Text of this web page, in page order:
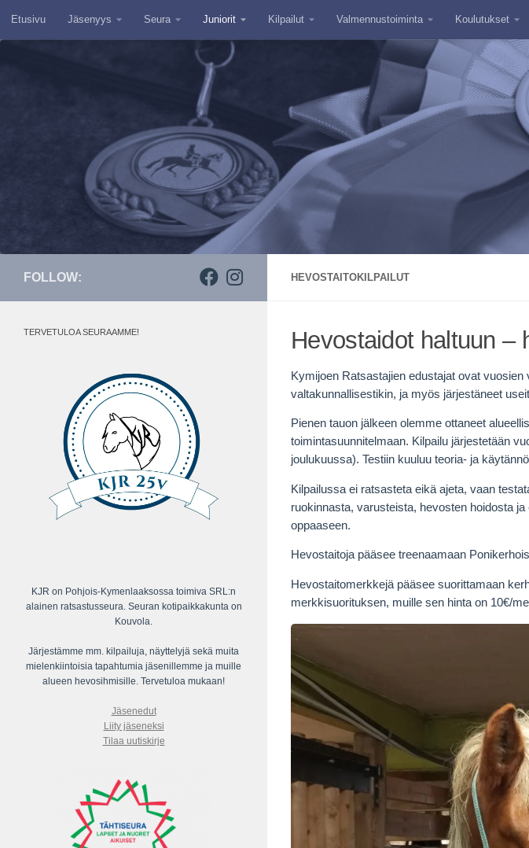
Skip to content
Etusivu Jäsenyys Seura Juniorit Kilpailut Valmennustoiminta Koulutukset
HEVOSTAITOKILPAILUT
Hevostaidot haltuun –
Kymijoen Ratsastajien edustajat ovat
valtakunnallisestikin, ja myös järjestäneet
Pienen tauon jälkeen olemme ottaneet
toimintasuunnitelmaan. Kilpailu järjestetään
joulukuussa). Testiin kuuluu teoria- ja
Kilpailussa ei ratsasteta eikä ajeta, vaan
ruokinnasta, varusteista, hevosten hoidosta
oppaaseen.
Hevostaitoja pääsee treenaamaan
Hevostaitomerkkejä pääsee suorittamaan
merkkisuorituksen, muille sen hinta on 10€/
FOLLOW:
TERVETULOA SEURAAMME!
KJR on Pohjois-Kymenlaaksossa toimiva SRL:n
alainen ratsastusseura. Seuran kotipaikkakunta on
Kouvola.
Järjestämme mm. kilpailuja, näyttelyjä sekä muita
mielenkiintoisia tapahtumia jäsenillemme ja muille
alueen hevosihmisille. Tervetuloa mukaan!
Jäsenedut
Liity jäseneksi
Tilaa uutiskirje